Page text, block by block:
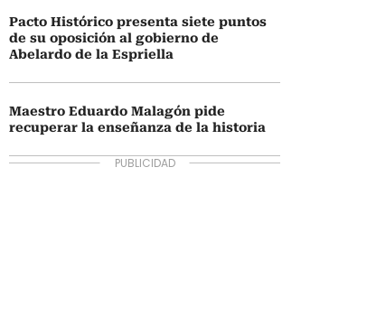
Pacto Histórico presenta siete puntos
de su oposición al gobierno de
Abelardo de la Espriella
Maestro Eduardo Malagón pide
recuperar la enseñanza de la historia